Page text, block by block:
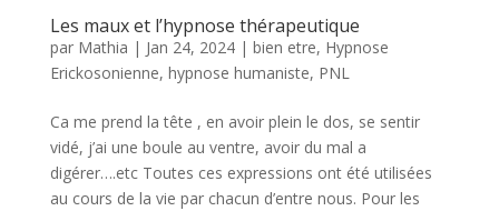
Les maux et l’hypnose thérapeutique
par Mathia | Jan 24, 2024| bien etre, Hypnose
Erickosonienne, hypnose humaniste, PNL
Ca me prend la tête , en avoir plein le dos, se sentir
vidé, j’ai une boule au ventre, avoir du mal a
digérer….etc Toutes ces expressions ont été utilisées
au cours de la vie par chacun d’entre nous. Pour les